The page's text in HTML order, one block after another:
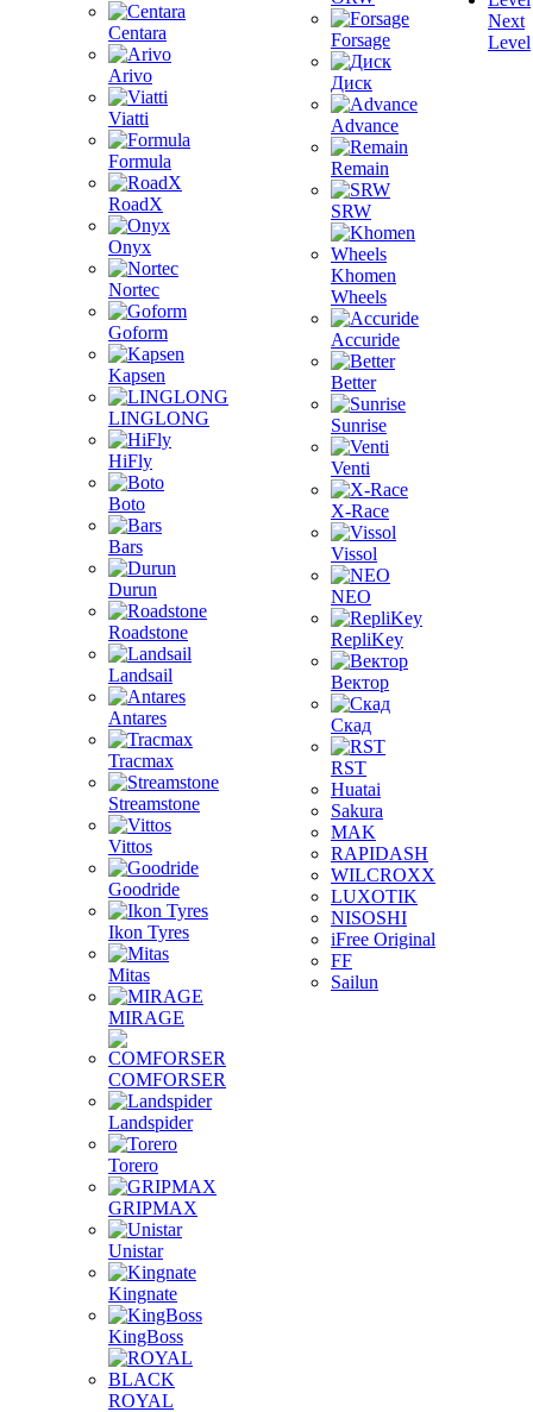
Centara
Arivo
Viatti
Formula
RoadX
Onyx
Nortec
Goform
Kapsen
LINGLONG
HiFly
Boto
Bars
Durun
Roadstone
Landsail
Antares
Tracmax
Streamstone
Vittos
Goodride
Ikon Tyres
Mitas
MIRAGE
COMFORSER
Landspider
Torero
GRIPMAX
Unistar
Kingnate
KingBoss
ROYAL
Forsage
Диск
Advance
Remain
SRW
Khomen
Wheels
Accuride
Better
Sunrise
Venti
X-Race
Vissol
NEO
RepliKey
Вектор
Скад
RST
Huatai
Sakura
MAK
RAPIDASH
WILCROXX
LUXOTIK
NISOSHI
iFree Original
FF
Sailun
Next
Level